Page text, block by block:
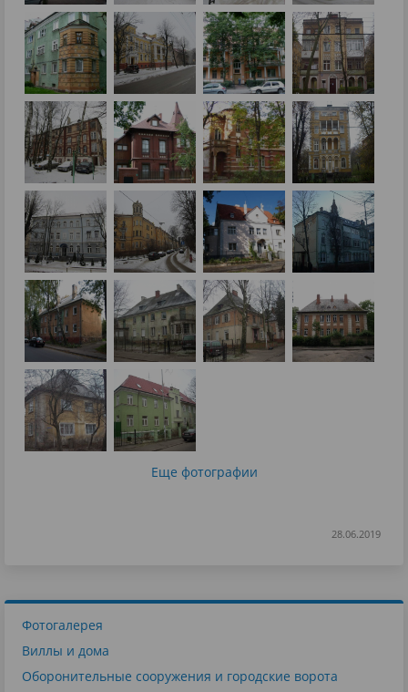
Еще фотографии
28.06.2019
Фотогалерея
Виллы и дома
Оборонительные сооружения и городские ворота